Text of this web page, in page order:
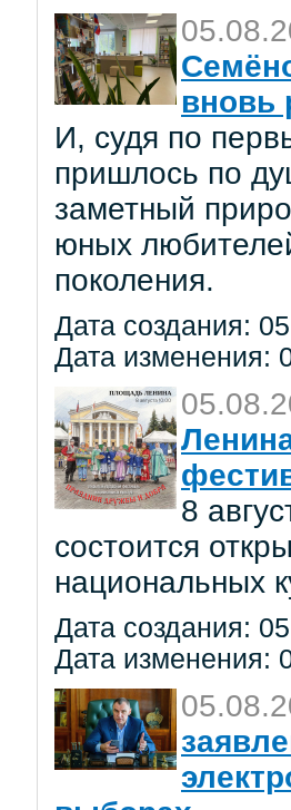
вновь
И, судя по
пришлось по
заметный
юных
поколения.
Дата создания:
Дата изменения:
8
состоится
национальных
Дата создания:
Дата изменения: